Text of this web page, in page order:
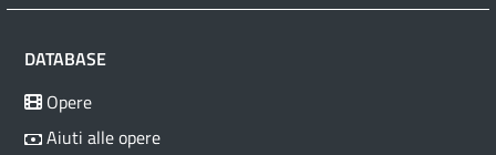
DATABASE
Opere
Aiuti alle opere